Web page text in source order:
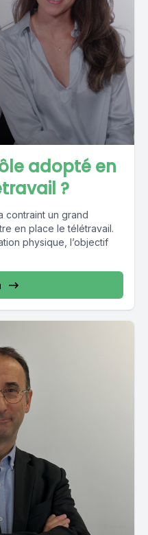
adopté en
?
contraint un grand
en place le télétravail.
physique, l’objectif